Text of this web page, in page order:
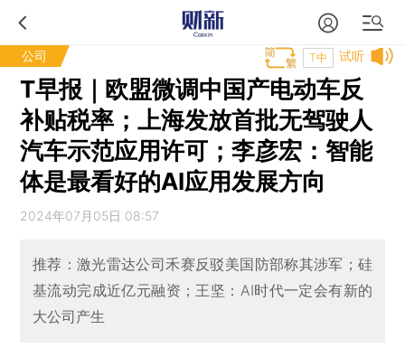
公司 试听
T中
T早报｜欧盟微调中国产电动车反
补贴税率；上海发放首批无驾驶人
汽车示范应用许可；李彦宏：智能
体是最看好的AI应用发展方向
2024年07月05日 08:57
推荐：激光雷达公司禾赛反驳美国防部称其涉军；硅
基流动完成近亿元融资；王坚：AI时代一定会有新的
大公司产生